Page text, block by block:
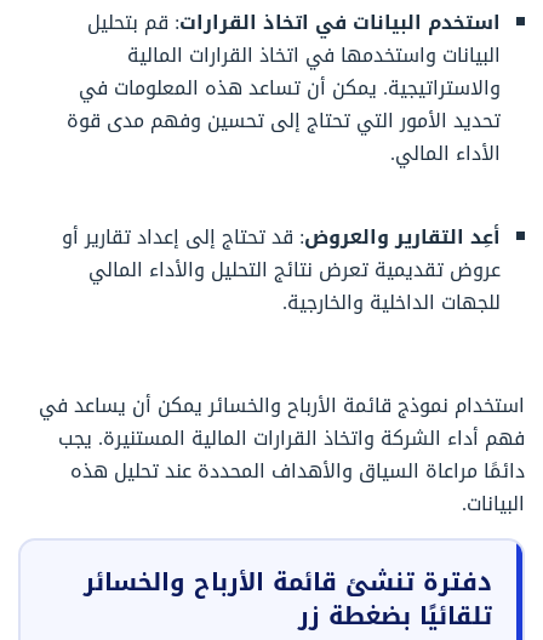
استخدم البيانات في اتخاذ القرارات: قم بتحليل
البيانات واستخدمها في اتخاذ القرارات المالية
والاستراتيجية. يمكن أن تساعد هذه المعلومات في
تحديد الأمور التي تحتاج إلى تحسين وفهم مدى قوة
الأداء المالي.
أعِد التقارير والعروض: قد تحتاج إلى إعداد تقارير أو
عروض تقديمية تعرض نتائج التحليل والأداء المالي
للجهات الداخلية والخارجية.
استخدام نموذج قائمة الأرباح والخسائر يمكن أن يساعد في
فهم أداء الشركة واتخاذ القرارات المالية المستنيرة. يجب
دائمًا مراعاة السياق والأهداف المحددة عند تحليل هذه
البيانات.
دفترة تنشئ قائمة الأرباح والخسائر
تلقائيًا بضغطة زر